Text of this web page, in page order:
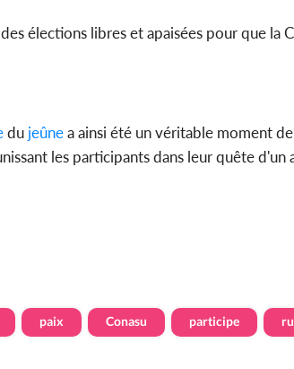
élections libres et apaisées pour que
du jeûnea ainsi été un véritable moment
les participants dans leur quête
paix Conasu participe